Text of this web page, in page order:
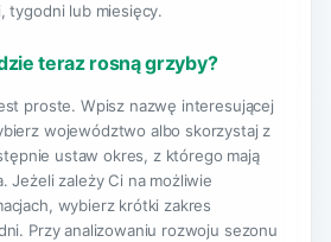
tygodni lub miesięcy.
teraz rosną grzyby?
proste. Wpisz nazwę interesującej
województwo albo skorzystaj z
ustaw okres, z którego mają
Jeżeli zależy Ci na możliwie
wybierz krótki zakres
Przy analizowaniu rozwoju sezonu